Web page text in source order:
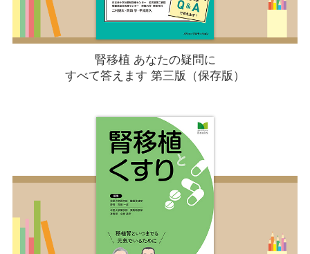
腎移植 あなたの疑問に
すべて答えます 第三版（保存版）